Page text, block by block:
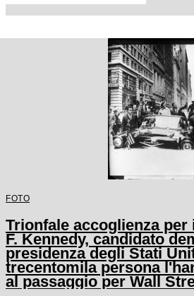
FOTO
Trionfale accoglienza per
F. Kennedy, candidato
presidenza degli Stati
trecentomila persona
al passaggio per Wall